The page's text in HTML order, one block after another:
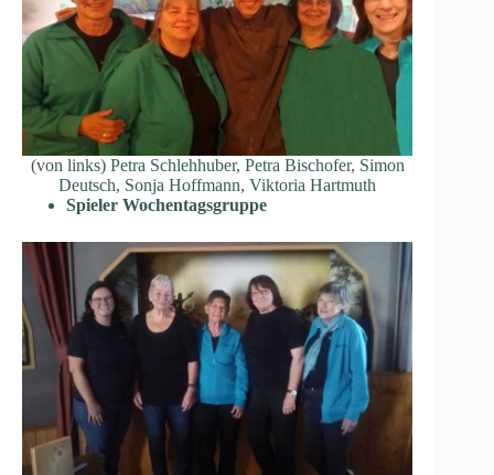
(von links) Petra Schlehhuber, Petra Bischofer, Simon
Deutsch, Sonja Hoffmann, Viktoria Hartmuth
Spieler Wochentagsgruppe